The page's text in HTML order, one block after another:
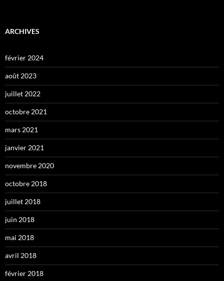
ARCHIVES
février 2024
août 2023
juillet 2022
octobre 2021
mars 2021
janvier 2021
novembre 2020
octobre 2018
juillet 2018
juin 2018
mai 2018
avril 2018
février 2018